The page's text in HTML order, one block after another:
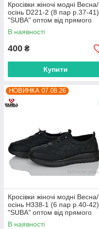
Кросівки жіночі модні Весна/
осінь D221-2 (8 пар р.37-41)
"SUBA" оптом від прямого
постачальника
В наявності
400 ₴
Купити
НОВИНКА 07.08.26
Кросівки жіночі модні Весна/
осінь H338-1 (6 пар р.40-42)
"SUBA" оптом від прямого
постачальника
В наявності